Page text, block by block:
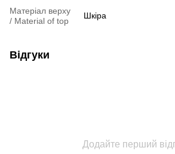
Матеріал верху
/ Material of top
Шкіра
Відгуки
Додайте перший